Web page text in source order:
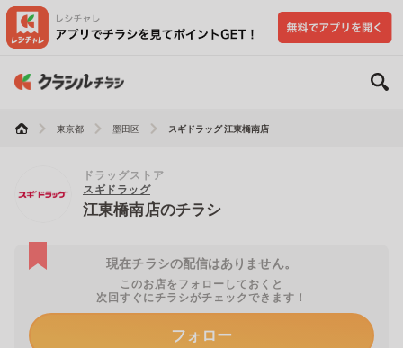
東京都 墨田区 スギドラッグ 江東橋南店
ドラッグストア
スギドラッグ
江東橋南店のチラシ
現在チラシの配信はありません。
このお店をフォローしておくと
次回すぐにチラシがチェックできます！
フォロー